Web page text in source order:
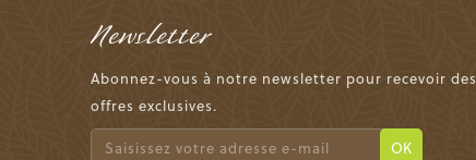
Newsletter
Abonnez-vous à notre newsletter pour recevoir des
offres exclusives.
OK